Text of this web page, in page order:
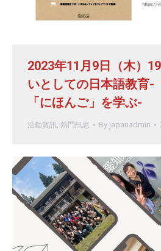
2023年11月9日（木）
いとしての日本語教育-
「にほんご」を学ぶ-
活動資訊, 熱門訊息 By japanadmin